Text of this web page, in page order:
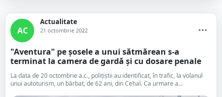
AC
Actualitate
21 octombrie 2022
"Aventura" pe șosele a unui sătmărean s-a
terminat la camera de gardă și cu dosare penale
La data de 20 octombrie a.c., polițiștii au identificat, în trafic, la volanul
unui autoturism, un bărbat, de 62 ani, din Cehal. Ca urmare a...